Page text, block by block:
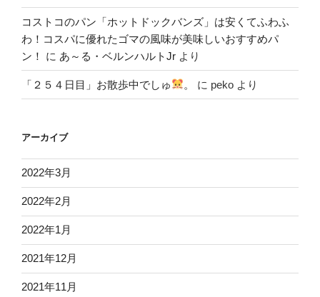
コストコのパン「ホットドックバンズ」は安くてふわふ
わ！コスパに優れたゴマの風味が美味しいおすすめパ
ン！
に あ～る・ベルンハルトJr より
「２５４日目」お散歩中でしゅ 。 に peko より
アーカイブ
2022年3月
2022年2月
2022年1月
2021年12月
2021年11月